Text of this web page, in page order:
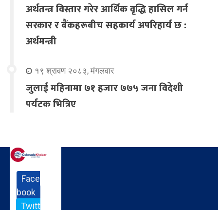
अर्थतन्त्र विस्तार गरेर आर्थिक वृद्धि हासिल गर्न
सरकार र बैंकहरूबीच सहकार्य अपरिहार्य छ :
अर्थमन्त्री
१९ श्रावण २०८३, मंगलवार
जुलाई महिनामा ७१ हजार ७७५ जना विदेशी
पर्यटक भित्रिए
Face
book
Twitt